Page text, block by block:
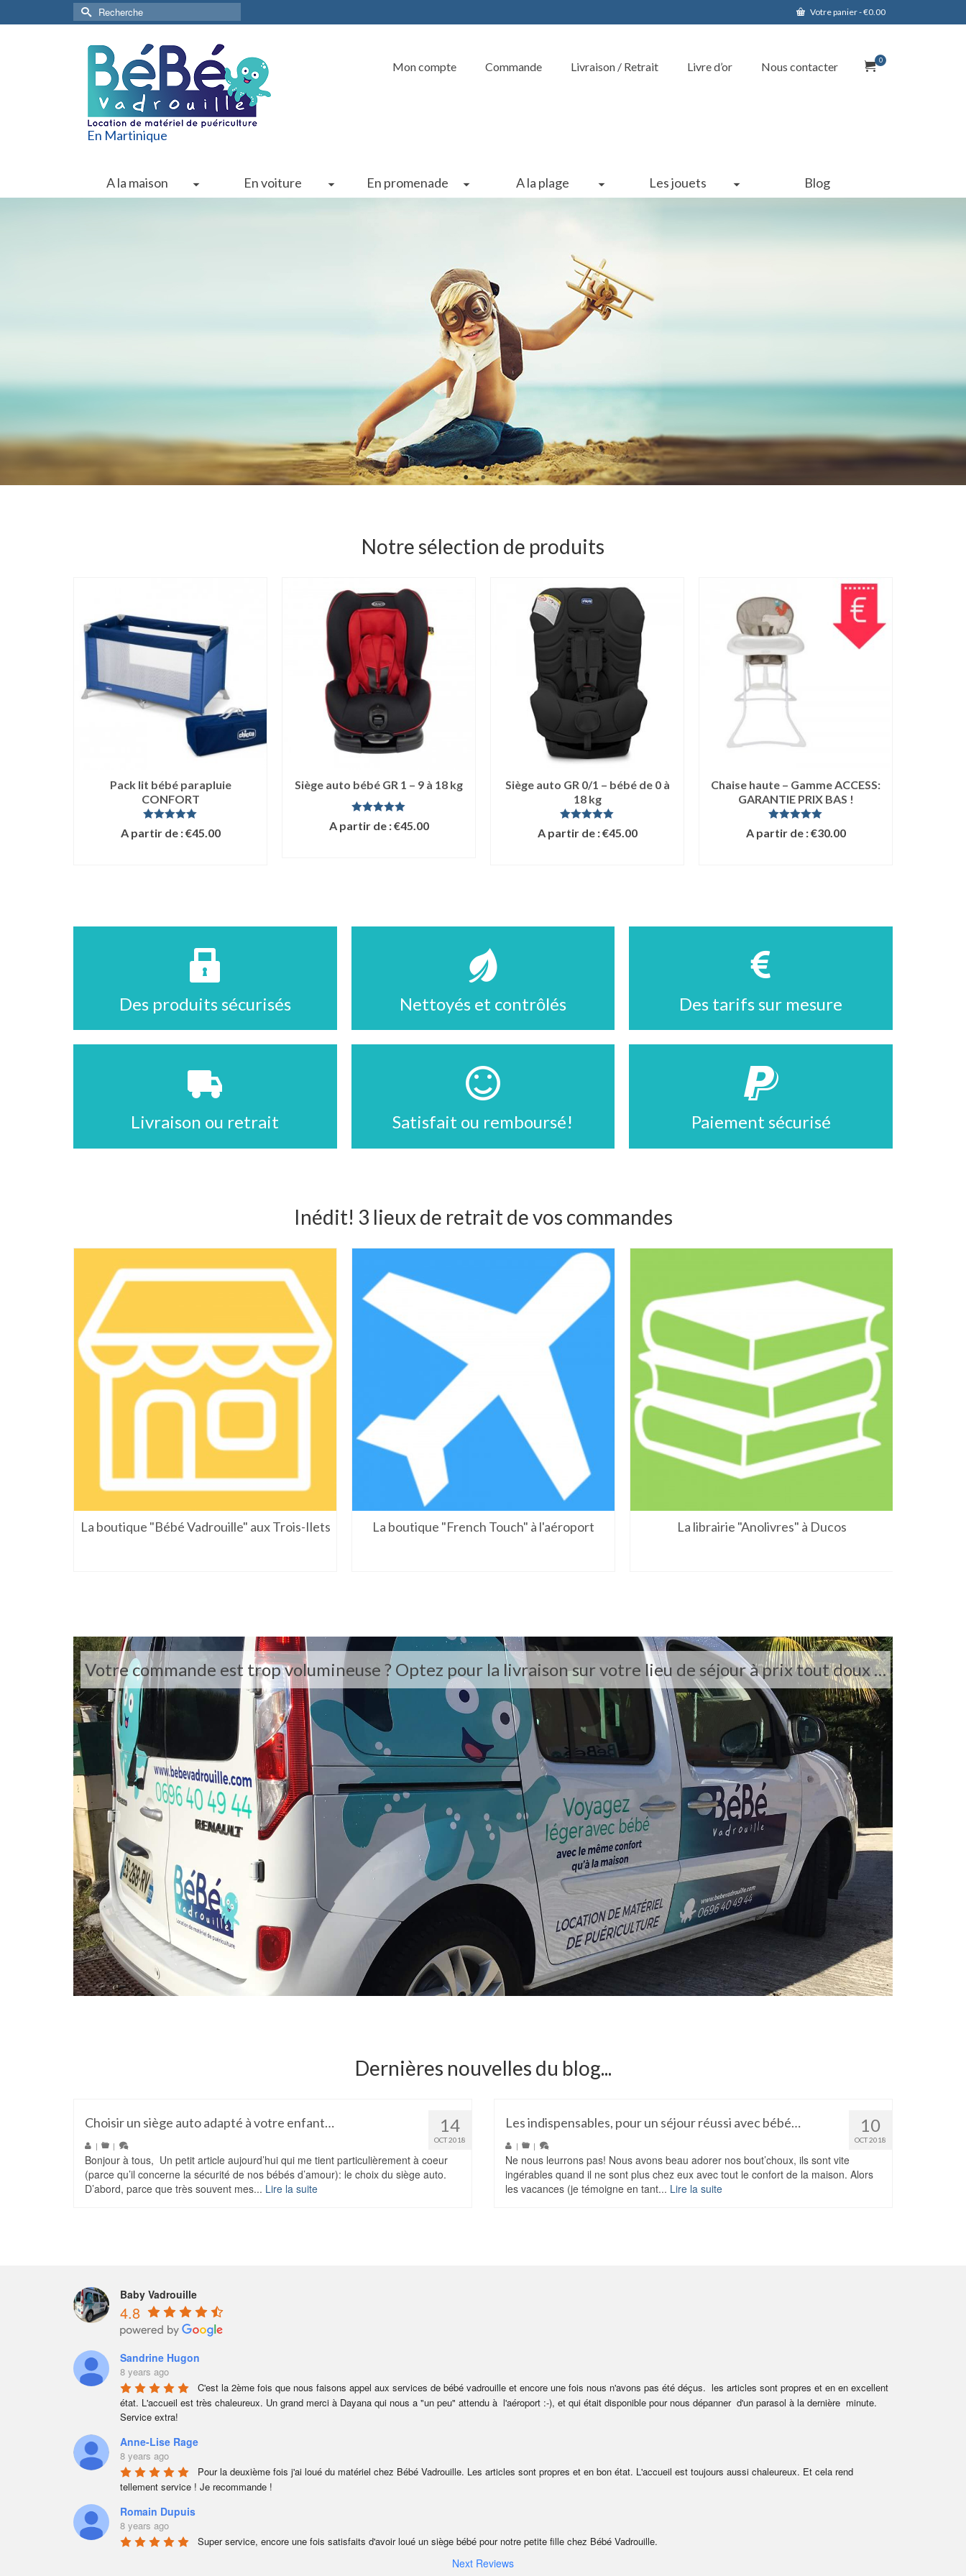
Votre panier-€0.00
Rechercher :
En Martinique
Mon compte Commande Livraison / Retrait Livre d’or Nous contacter 0
A la maison En voiture En promenade A la plage Les jouets Blog
Notre sélection de produits
Pack lit bébé parapluie
CONFORT
Note
5.00
sur 5
A partir de :€45.00
Siège auto bébé GR 1 – 9 à 18 kg
Note
5.00
sur 5
A partir de :€45.00
Siège auto GR 0/1 – bébé de 0 à
18 kg
Note
5.00
sur 5
A partir de :€45.00
Chaise haute – Gamme ACCESS:
GARANTIE PRIX BAS !
Note
5.00
sur 5
A partir de :€30.00
Des produits sécurisés Nettoyés et contrôlés Des tarifs sur mesure
Livraison ou retrait Satisfait ou remboursé! Paiement sécurisé
Inédit! 3 lieux de retrait de vos commandes
La boutique "Bébé Vadrouille" aux Trois-Ilets La boutique "French Touch" à l'aéroport La librairie "Anolivres" à Ducos
Votre commande est trop volumineuse ? Optez pour la livraison sur votre lieu de séjour à prix tout doux …
Dernières nouvelles du blog...
14
OCT 2018
Choisir un siège auto adapté à votre enfant…
| |
Bonjour à tous, Un petit article aujourd’hui qui me tient particulièrement à coeur
(parce qu’il concerne la sécurité de nos bébés d’amour): le choix du siège auto.
D’abord, parce que très souvent mes... Lire la suite
10
OCT 2018
Les indispensables, pour un séjour réussi avec bébé…
| |
Ne nous leurrons pas! Nous avons beau adorer nos bout’choux, ils sont vite
ingérables quand il ne sont plus chez eux avec tout le confort de la maison. Alors
les vacances (je témoigne en tant... Lire la suite
Baby Vadrouille
4.8
Sandrine Hugon
8 years ago
C'est la 2ème fois que nous faisons appel aux services de bébé vadrouille et encore une fois nous n'avons pas été déçus.  les articles sont propres et en en excellent
état. L'accueil est très chaleureux. Un grand merci à Dayana qui nous a "un peu" attendu à  l'aéroport :-), et qui était disponible pour nous dépanner  d'un parasol à la dernière  minute.
Service extra!
Anne-Lise Rage
8 years ago
Pour la deuxième fois j'ai loué du matériel chez Bébé Vadrouille. Les articles sont propres et en bon état. L'accueil est toujours aussi chaleureux. Et cela rend
tellement service ! Je recommande !
Romain Dupuis
8 years ago
Super service, encore une fois satisfaits d'avoir loué un siège bébé pour notre petite fille chez Bébé Vadrouille.
Next Reviews